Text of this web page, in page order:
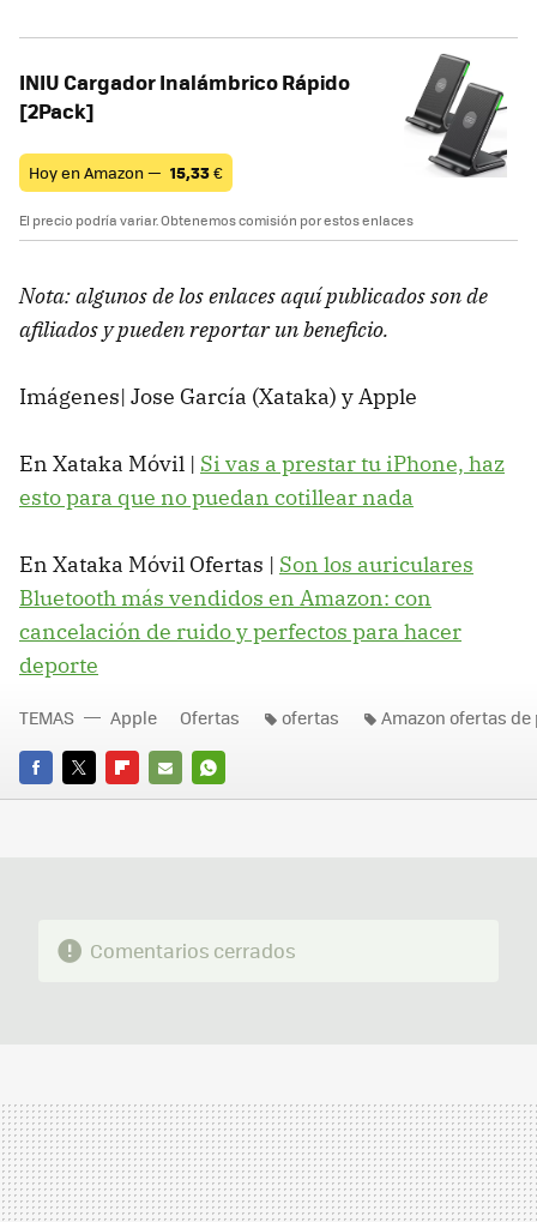
INIU Cargador Inalámbrico Rápido
[2Pack]
Hoy en Amazon — 15,33€
El precio podría variar. Obtenemos comisión por estos enlaces
Nota: algunos de los enlaces aquí publicados son de
afiliados y pueden reportar un beneficio.
Imágenes| Jose García (Xataka) y Apple
En Xataka Móvil | Si vas a prestar tu iPhone, haz
esto para que no puedan cotillear nada
En Xataka Móvil Ofertas | Son los auriculares
Bluetooth más vendidos en Amazon: con
cancelación de ruido y perfectos para hacer
deporte
FACEBOOK
TWITTERFLIPBOARD
E-
WHATSAPP
TEMAS Apple Ofertas ofertas Amazon ofertas
Comentarios cerrados